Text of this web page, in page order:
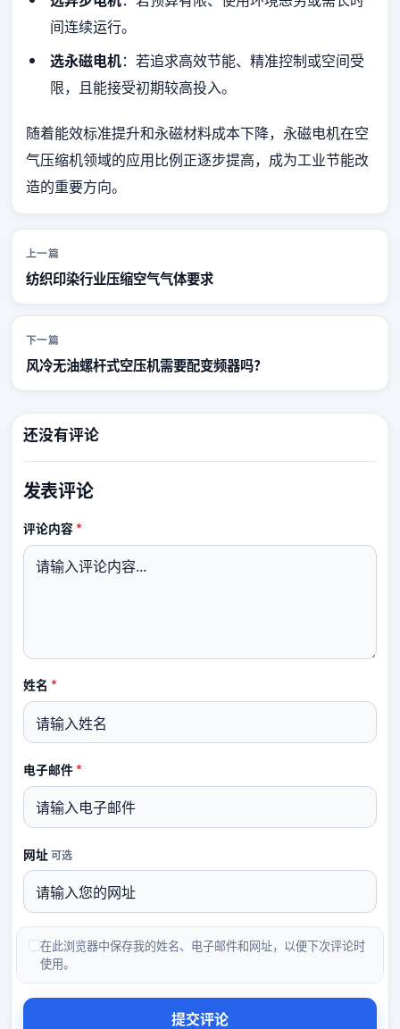
间连续运行。
选永磁电机：若追求高效节能、精准控制或空间受
限，且能接受初期较高投入。
随着能效标准提升和永磁材料成本下降，永磁电机在空
气压缩机领域的应用比例正逐步提高，成为工业节能改
造的重要方向。
上一篇
纺织印染行业压缩空气气体要求
下一篇
风冷无油螺杆式空压机需要配变频器吗?
还没有评论
发表评论
评论内容*必填
姓名 *必填
电子邮件*必填
网址 可选
在此浏览器中保存我的姓名、电子邮件和网址，以便下次评论时
使用。